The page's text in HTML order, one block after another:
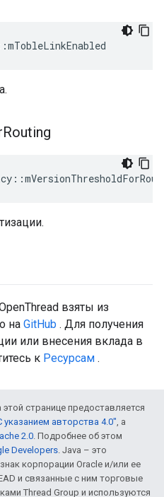
mTobleLinkEnabled
Routing
::
взяты из
на GitHub . Для получения
или внесения вклада в
к Ресурсам .
этой странице предоставляется
указанием авторства 4.0", а
2.0. Подробнее об этом
Developers. Java – это
корпорации Oracle и/или ее
и связанные с ним торговые
Thread Group и используются